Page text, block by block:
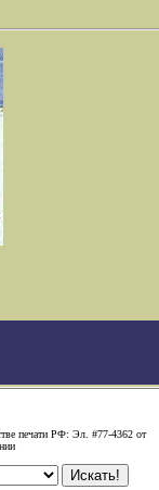
печати РФ: Эл. #77-4362 от